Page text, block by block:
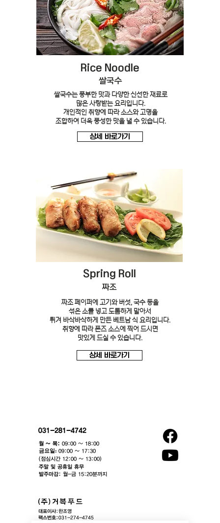
Rice Noodle
쌀국수
쌀국수는 풍부한 맛과 다양한 신선한 재료로
많은 사랑받는 요리입니다.
개인적인 취향에 따라 소스와 고명을
조합하여 더욱 풍성한 맛을 낼 수 있습니다.
상세 바로가기
Spring Roll
짜조
짜조 페이퍼에 고기와 버섯, 국수 등을
섞은 소를 넣고 도톰하게 말아서
튀겨 바삭바삭하게 만든 베트남 식 요리입니다.
취향에 따라 폰즈 소스에 찍어 드시면
맛있게 드실 수 있습니다.
상세 바로가기
031-281-4742
월 ~ 목: 09:00 ~ 18:00
​금요일: 09:00 ~ 17:30
(점심시간 12:00 ~ 13:00)​
주말 및 공휴일 휴무
발주마감: 월-금 15:20분까지
대표이사:한조영
팩스번호:031-274-4745